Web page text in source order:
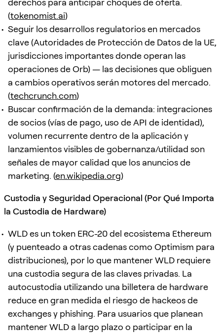
derechos para anticipar choques de oferta.
(tokenomist.ai)
Seguir los desarrollos regulatorios en mercados
clave (Autoridades de Protección de Datos de la UE,
jurisdicciones importantes donde operan las
operaciones de Orb) — las decisiones que obliguen
a cambios operativos serán motores del mercado.
(techcrunch.com)
Buscar confirmación de la demanda: integraciones
de socios (vías de pago, uso de API de identidad),
volumen recurrente dentro de la aplicación y
lanzamientos visibles de gobernanza/utilidad son
señales de mayor calidad que los anuncios de
marketing. (en.wikipedia.org)
Custodia y Seguridad Operacional (Por Qué Importa
la Custodia de Hardware)
WLD es un token ERC-20 del ecosistema Ethereum
(y puenteado a otras cadenas como Optimism para
distribuciones), por lo que mantener WLD requiere
una custodia segura de las claves privadas. La
autocustodia utilizando una billetera de hardware
reduce en gran medida el riesgo de hackeos de
exchanges y phishing. Para usuarios que planean
mantener WLD a largo plazo o participar en la